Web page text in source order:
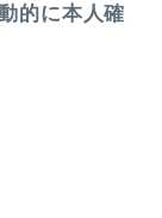
的に本人確